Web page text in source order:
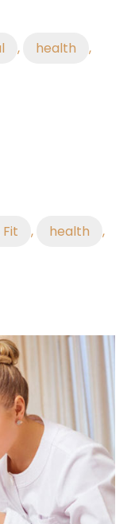
, health
,
, health
,